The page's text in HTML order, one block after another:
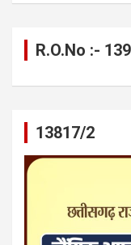
R.O.No :-
13817/2